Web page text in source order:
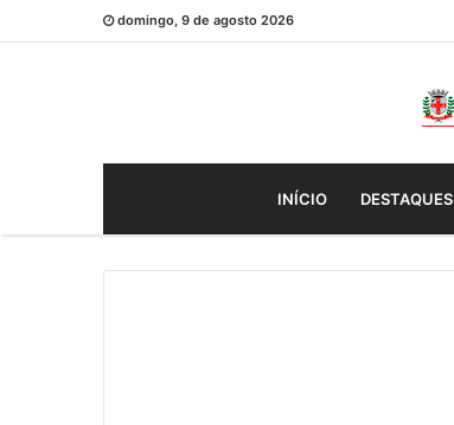
domingo, 9 de agosto 2026
INÍCIO DESTAQUES